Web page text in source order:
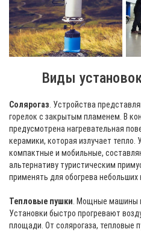
Виды
Солярогаз. Устройства
горелок с закрытым пламенем. В
предусмотрена нагревательная
керамики, которая излучает тепло.
компактные и мобильные,
альтернативу туристическим
применять для обогрева
Тепловые пушки. Мощные машины
Установки быстро прогревают
площади. От солярогаза, тепловые